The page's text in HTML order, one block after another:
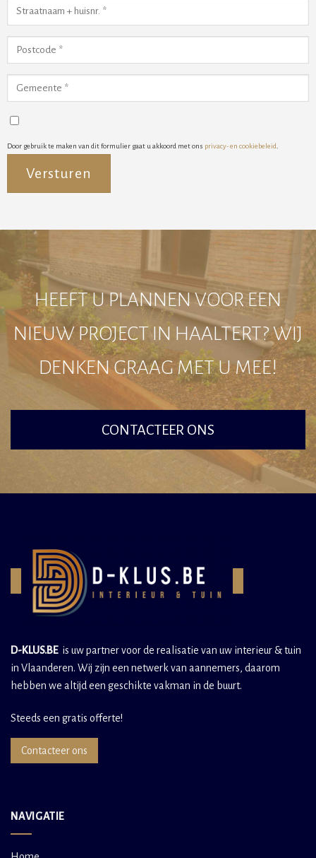
Door gebruik te maken van dit formulier gaat u akkoord met ons privacy- en cookiebeleid
HEEFT U PLANNEN VOOR EEN
NIEUW PROJECT IN HAALTERT? WIJ
DENKEN GRAAG MET U MEE!
CONTACTEER ONS
D-KLUS.BEis uw partner voor de realisatie van uw interieur & tuin
in Vlaanderen. Wij zijn een netwerk van aannemers, daarom
hebben we altijd een geschikte vakman in de buurt.
Steeds een gratis offerte!
Contacteer ons
NAVIGATIE